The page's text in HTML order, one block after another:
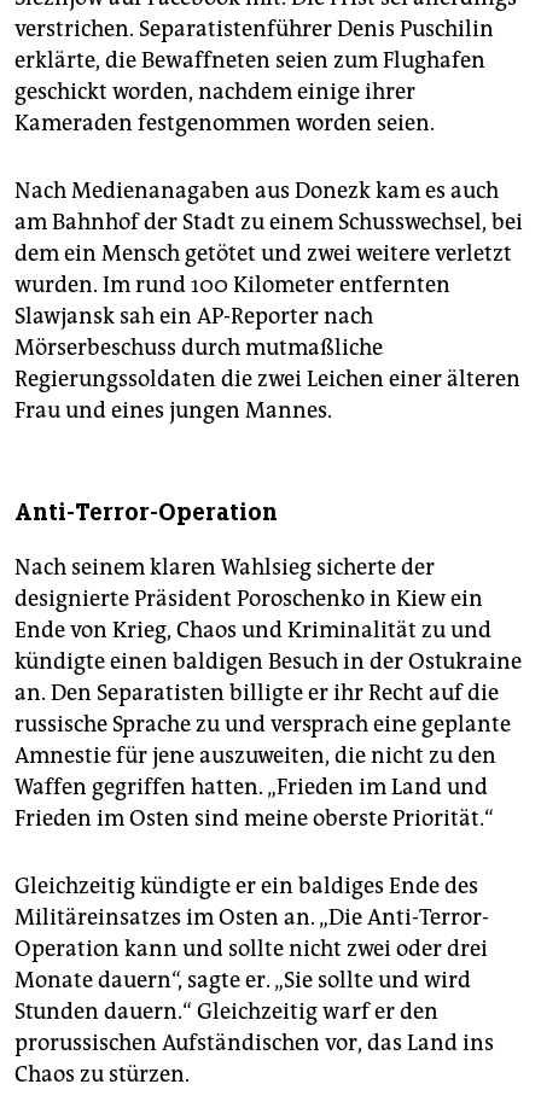
verstrichen. Separatistenführer Denis Puschilin
erklärte, die Bewaffneten seien zum Flughafen
geschickt worden, nachdem einige ihrer
Kameraden festgenommen worden seien.
Nach Medienanagaben aus Donezk kam es auch
am Bahnhof der Stadt zu einem Schusswechsel, bei
dem ein Mensch getötet und zwei weitere verletzt
wurden. Im rund 100 Kilometer entfernten
Slawjansk sah ein AP-Reporter nach
Mörserbeschuss durch mutmaßliche
Regierungssoldaten die zwei Leichen einer älteren
Frau und eines jungen Mannes.
Anti-Terror-Operation
Nach seinem klaren Wahlsieg sicherte der
designierte Präsident Poroschenko in Kiew ein
Ende von Krieg, Chaos und Kriminalität zu und
kündigte einen baldigen Besuch in der Ostukraine
an. Den Separatisten billigte er ihr Recht auf die
russische Sprache zu und versprach eine geplante
Amnestie für jene auszuweiten, die nicht zu den
Waffen gegriffen hatten. „Frieden im Land und
Frieden im Osten sind meine oberste Priorität.“
Gleichzeitig kündigte er ein baldiges Ende des
Militäreinsatzes im Osten an. „Die Anti-Terror-
Operation kann und sollte nicht zwei oder drei
Monate dauern“, sagte er. „Sie sollte und wird
Stunden dauern.“ Gleichzeitig warf er den
prorussischen Aufständischen vor, das Land ins
Chaos zu stürzen.